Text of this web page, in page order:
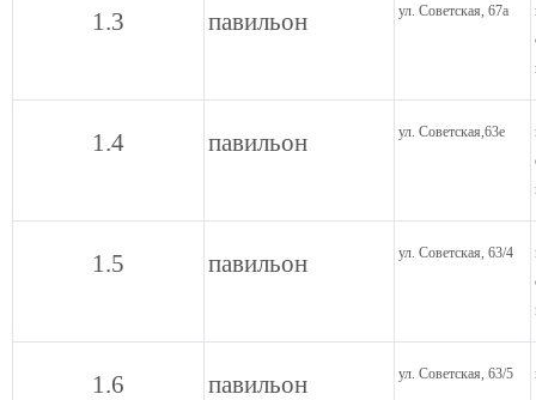
1.3 павильон ул. Советская, 67а
1.4 павильон ул. Советская,63е
1.5 павильон ул. Советская, 63/4
1.6 павильон ул. Советская, 63/5